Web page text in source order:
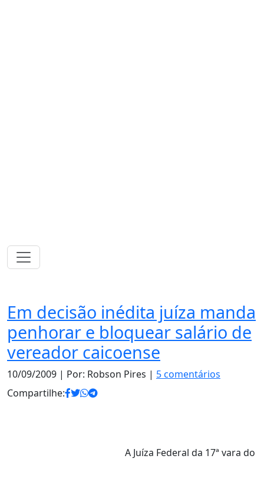
Em decisão inédita juíza manda
penhorar e bloquear salário de
vereador caicoense
10/09/2009 | Por: Robson Pires | 5 comentários
Compartilhe:
A Juíza Federal da 17ª vara do